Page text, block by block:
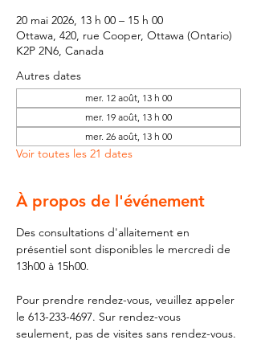
20 mai 2026, 13 h 00 – 15 h 00
Ottawa, 420, rue Cooper, Ottawa (Ontario)
K2P 2N6, Canada
Autres dates
mer. 12 août, 13 h 00
mer. 19 août, 13 h 00
mer. 26 août, 13 h 00
Voir toutes les 21 dates
À propos de l'événement
Des consultations d'allaitement en
présentiel sont disponibles le mercredi de
13h00 à 15h00.
Pour prendre rendez-vous, veuillez appeler
le 613-233-4697. Sur rendez-vous
seulement, pas de visites sans rendez-vous.